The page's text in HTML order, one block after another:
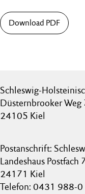
Download PDF
Schleswig-
Düsternbrooker Weg
24105 Kiel
Postanschrift:
Landeshaus Postfach
24171 Kiel
Telefon: 0431 988-0